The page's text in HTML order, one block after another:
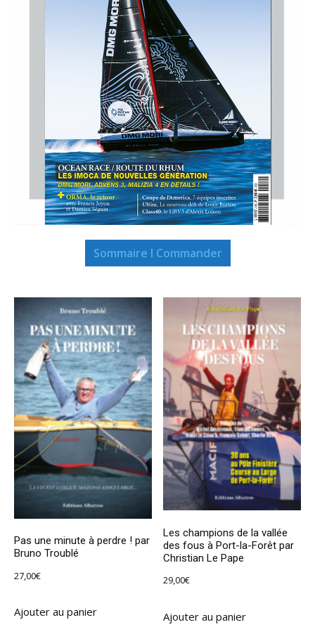
Sommaire I Commander
Pas une minute à perdre ! par
Bruno Troublé
27,00€
Ajouter au panier
Les champions de la vallée
des fous à Port-la-Forêt par
Christian Le Pape
29,00€
Ajouter au panier